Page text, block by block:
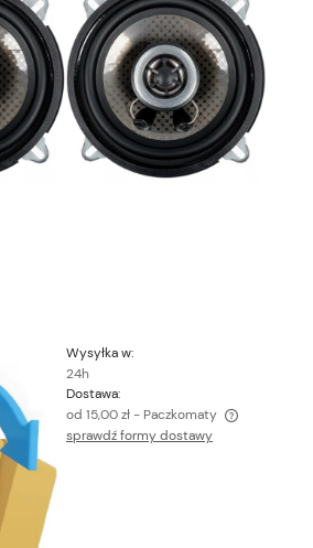
Wysyłka w:
24h
Dostawa:
od 15,00 zł- Paczkomaty
kosztów płatności
sprawdź formy dostawy